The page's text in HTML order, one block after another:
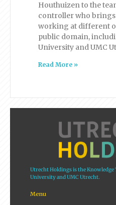
Houthuizen to the
controller who
working at different
public domain,
University and UMC
Read More »
Utrecht Holdings is the
University and UMC Utrecht.
Menu